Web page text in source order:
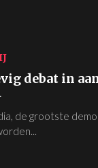
debat in
de grootste